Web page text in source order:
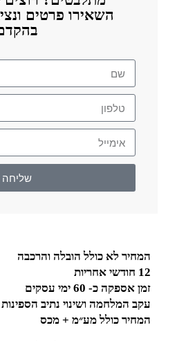
השאירו פרטים
בהקדם
שליחה
המחיר לא כולל הובלה והרכבה
12 חודשי אחריות
זמן אספקה כ- 60 ימי עסקים
עקב המלחמה ושינוי נתיב הספינות
המחיר כולל מע״מ + מכס